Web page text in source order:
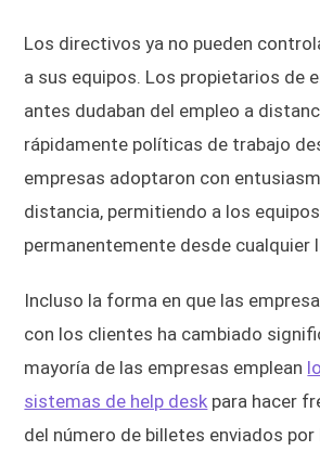
Los directivos ya no pueden
a sus equipos. Los propietarios de
antes dudaban del empleo a
rápidamente políticas de trabajo
empresas adoptaron con
distancia, permitiendo a los
permanentemente desde cualquier
Incluso la forma en que las
con los clientes ha cambiado
mayoría de las empresas emplean
sistemas de help desk para hacer
del número de billetes enviados